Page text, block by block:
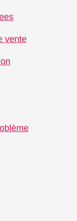
vente